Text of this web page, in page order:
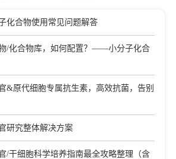
化合物使用常见问题解答
/化合物库，如何配置？——小分子化合
&原代细胞专属抗生素，高效抗菌，告别
研究整体解决方案
/干细胞科学培养指南最全攻略整理（含